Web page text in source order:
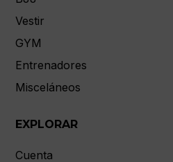
Vestir
GYM
Entrenadores
Misceláneos
EXPLORAR
Cuenta